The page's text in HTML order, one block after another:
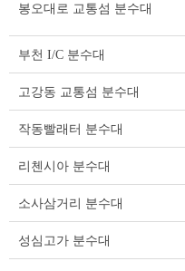
공
스
테
블
봉오대로 교통섬 분수대
부천 I/C 분수대
고강동 교통섬 분수대
작동빨래터 분수대
리첸시아 분수대
소사삼거리 분수대
성심고가 분수대